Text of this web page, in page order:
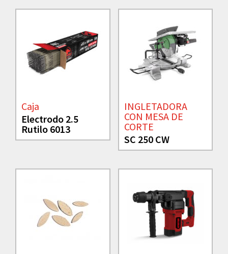
Caja
Electrodo 2.5
Rutilo 6013
INGLETADORA
CON MESA DE
CORTE
SC 250 CW